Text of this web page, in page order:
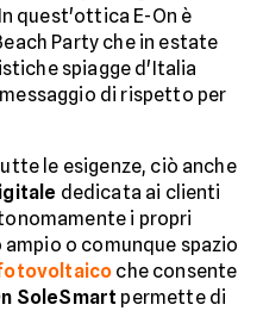
quest'ottica E-On è
Party che in estate
spiagge d'Italia
di rispetto per
le esigenze, ciò anche
dedicata ai clienti
i propri
o comunque spazio
che consente
SoleSmart permette di